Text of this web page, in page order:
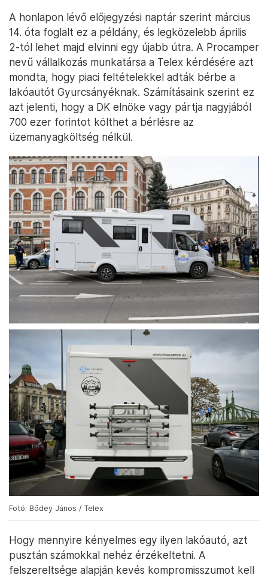
A honlapon lévő előjegyzési naptár szerint március
14. óta foglalt ez a példány, és legközelebb április
2-tól lehet majd elvinni egy újabb útra. A Procamper
nevű vállalkozás munkatársa a Telex kérdésére azt
mondta, hogy piaci feltételekkel adták bérbe a
lakóautót Gyurcsányéknak. Számításaink szerint ez
azt jelenti, hogy a DK elnöke vagy pártja nagyjából
700 ezer forintot költhet a bérlésre az
üzemanyagköltség nélkül.
Fotó: Bődey János / Telex
Hogy mennyire kényelmes egy ilyen lakóautó, azt
pusztán számokkal nehéz érzékeltetni. A
felszereltsége alapján kevés kompromisszumot kell